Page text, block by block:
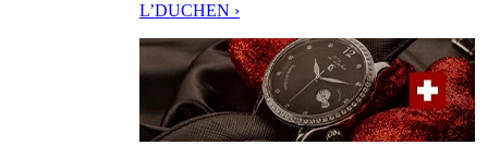
L’DUCHEN ›